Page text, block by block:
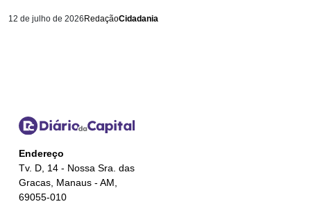
12 de julho de 2026 RedaçãoCidadania
Endereço
Tv. D, 14 - Nossa Sra. das
Gracas, Manaus - AM,
69055-010